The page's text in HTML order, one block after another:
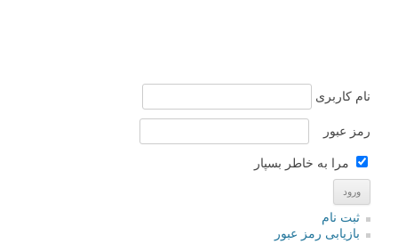
نام کاربری
رمز عبور
مرا به خاطر بسپار
ثبت نام
بازیابی رمز عبور